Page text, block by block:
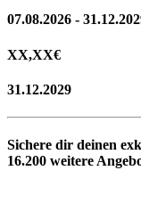
07.08.2026 -
XX,XX€
31.12.2029
Sichere dir deinen
16.200 weitere